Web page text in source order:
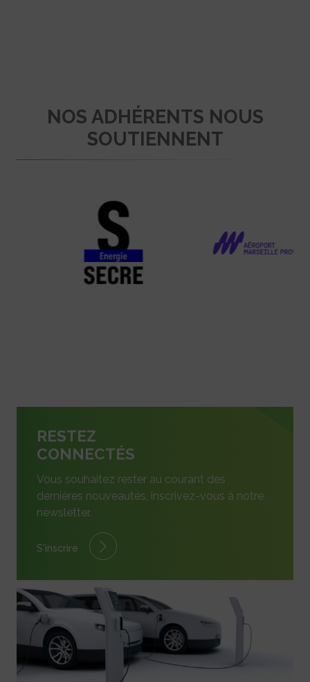
NOS ADHÉRENTS NOUS
SOUTIENNENT
RESTEZ
CONNECTÉS
Vous souhaitez rester au courant des
dernières nouveautés, inscrivez-vous à notre
newsletter.
S'inscrire